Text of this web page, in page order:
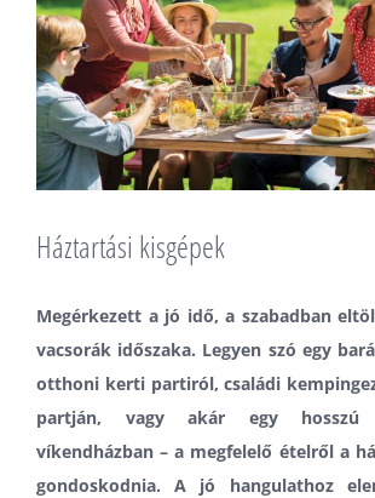
Háztartási kisgépek
Megérkezett a jó idő, a szabadban
vacsorák időszaka. Legyen szó egy
otthoni kerti partiról, családi
partján, vagy akár egy hosszú
víkendházban – a megfelelő ételről a
gondoskodnia. A jó hangulathoz